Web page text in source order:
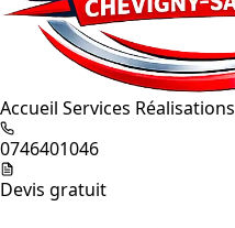
Accueil Services Réalisations
0746401046
Devis gratuit